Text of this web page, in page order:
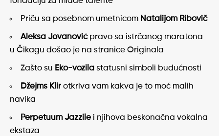
Priču sa posebnom umetnicom Natalijom Ribovič
Aleksa Jovanović pravo sa istrčanog maratona
u Čikagu došao je na stranice Originala
Zašto su Eko-vozila statusni simboli budućnosti
Džejms Klir otkriva vam kakva je to moć malih
navika
Perpetuum Jazzilei njihova beskonačna vokalna
ekstaza